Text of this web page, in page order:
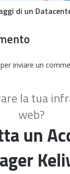
di un
per inviare un
la tua
web?
un